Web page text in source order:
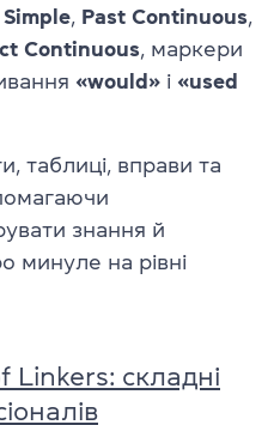
, Past Continuous,
Continuous, маркери
«would» і «used
таблиці, вправи та
знання й
минуле на рівні
Linkers: складні